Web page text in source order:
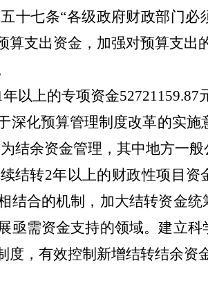
十七条“各级政府财政部门必
支出资金，加强对预算支出
年以上的专项资金52721159.87
深化预算管理制度改革的实施
结余资金管理，其中地方一
结转2年以上的财政性项目资
结合的机制，加大结转资金
亟需资金支持的领域。建立
度，有效控制新增结转结余资